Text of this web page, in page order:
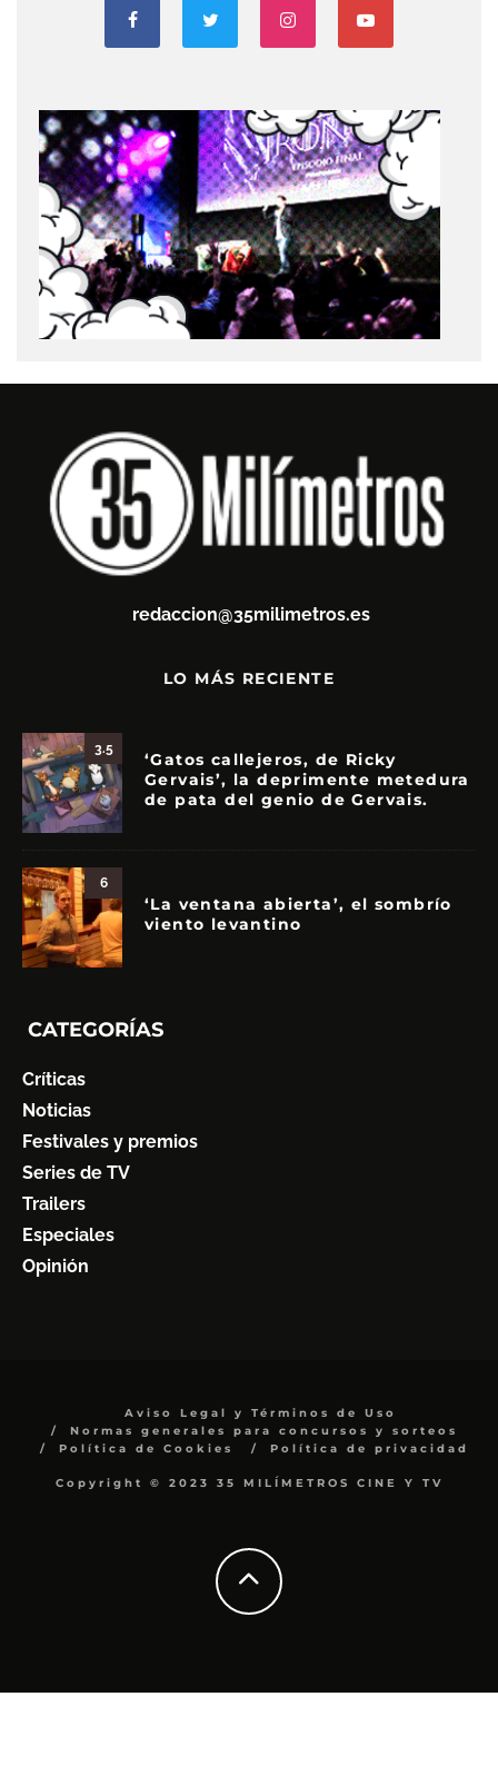
redaccion@35milimetros.es
LO MÁS RECIENTE
3.5
‘Gatos callejeros, de Ricky
Gervais’, la deprimente metedura
de pata del genio de Gervais.
6
‘La ventana abierta’, el sombrío
viento levantino
CATEGORÍAS
Críticas
Noticias
Festivales y premios
Series de TV
Trailers
Especiales
Opinión
Aviso Legal y Términos de Uso
Normas generales para concursos y sorteos
Política de Cookies
Política de privacidad
Copyright © 2023 35 MILÍMETROS CINE Y TV